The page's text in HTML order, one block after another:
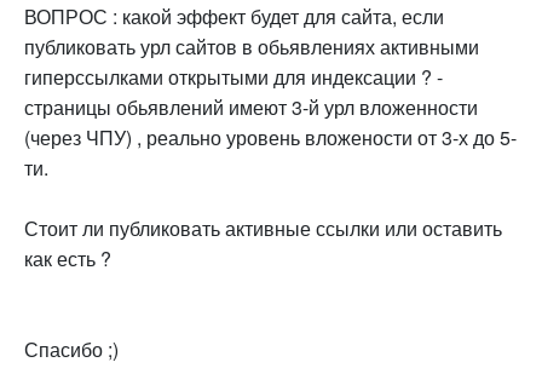
ВОПРОС : какой эффект будет для сайта, если
публиковать урл сайтов в обьявлениях активными
гиперссылками открытыми для индексации ? -
страницы обьявлений имеют 3-й урл вложенности
(через ЧПУ) , реально уровень вложености от 3-х до 5-
ти.
Стоит ли публиковать активные ссылки или оставить
как есть ?
Спасибо ;)